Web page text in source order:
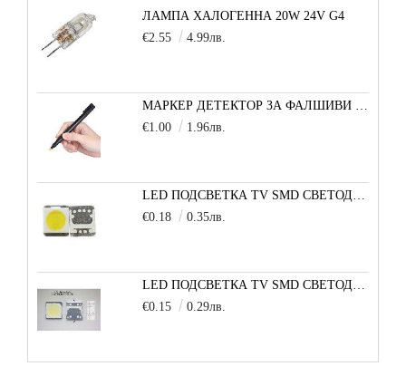
ЛАМПА ХАЛОГЕННА 20W 24V G4
€2.55
4.99лв.
МАРКЕР ДЕТЕКТОР ЗА ФАЛШИВИ БАНКНОТИ
€1.00
1.96лв.
LED ПОДСВЕТКА TV SMD СВЕТОДИОД 2835 2W 3V МАЛКА+
€0.18
0.35лв.
LED ПОДСВЕТКА TV SMD СВЕТОДИОД 2W 3535 6V LG
€0.15
0.29лв.